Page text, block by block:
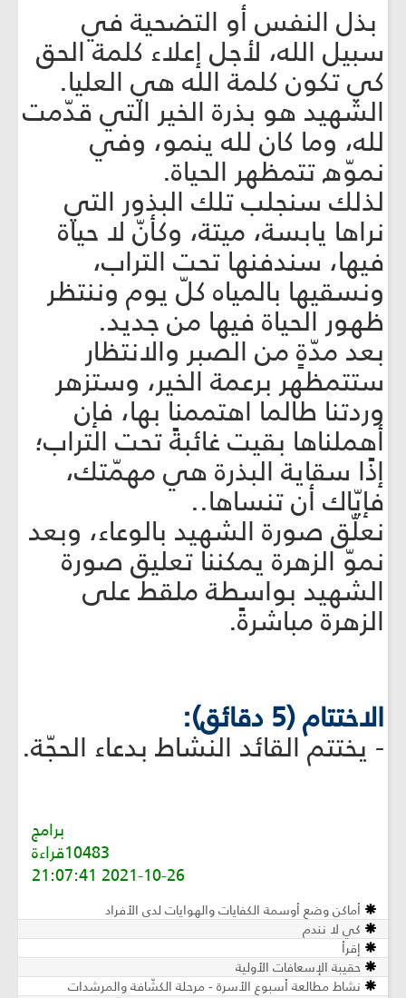
بذل النفس أو التضحية في
سبيل الله، لأجل إعلاء كلمة الحق
كي تكون كلمة الله هي العليا.
الشهيد هو بذرة الخير التي قدّمت
لله، وما كان لله ينمو، وفي
نموّه تتمظهر الحياة.
لذلك سنجلب تلك البذور التي
نراها يابسة، ميتة، وكأنّ لا حياة
فيها، سندفنها تحت التراب،
ونسقيها بالمياه كلّ يوم وننتظر
ظهور الحياة فيها من جديد.
بعد مدّةٍ من الصبر والانتظار
ستتمظهر برعمة الخير، وستزهر
وردتنا طالما اهتممنا بها، فإن
أهملناها بقيت غائبةً تحت التراب؛
إذًا سقاية البذرة هي مهمّتك،
فإيّاك أن تنساها..
نعلّق صورة الشهيد بالوعاء، وبعد
نموّ الزهرة يمكننا تعليق صورة
الشهيد بواسطة ملقط على
الزهرة مباشرةً.
الاختتام (5 دقائق):
- يختتم القائد النشاط بدعاء الحجّة.
برامج
10483قراءة
2021-10-26 21:07:41
أماكن وضع أوسمة الكفايات والهوايات لدى الأفراد
كي لا نندم
إقرأ
حقيبة الإسعافات الأولية
نشاط مطالعة أسبوع الأسرة - مرحلة الكشّافة والمرشدات